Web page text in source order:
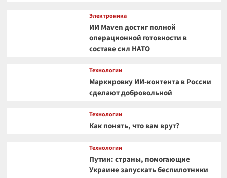
Электроника
ИИ Maven достиг полной
операционной готовности в
составе сил НАТО
Технологии
Маркировку ИИ-контента в России
сделают добровольной
Технологии
Как понять, что вам врут?
Технологии
Путин: страны, помогающие
Украине запускать беспилотники